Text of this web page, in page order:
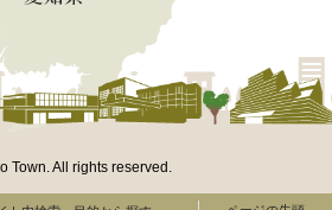
Town. All rights reserved.